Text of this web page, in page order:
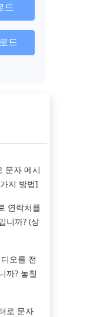
드
드
문자 메시
지 방법]
연락처를
니까? (상
오를 전
까? 놓칠
로 문자